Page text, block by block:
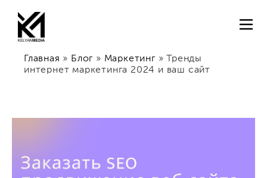
Главная » Блог » Маркетинг»
Тренды
интернет маркетинга 2024 и ваш сайт